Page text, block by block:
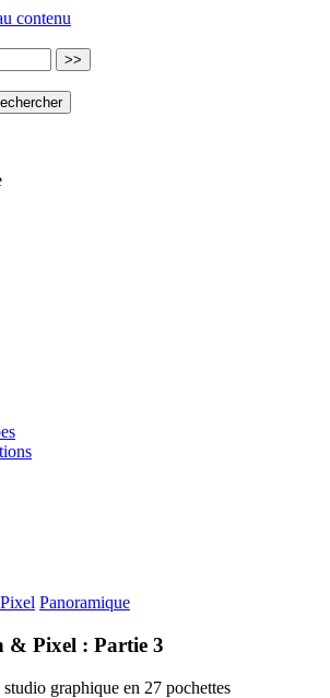
contenu
Panoramique
& Pixel : Partie 3
graphique en 27 pochettes